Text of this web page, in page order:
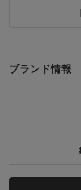
ブランド情報